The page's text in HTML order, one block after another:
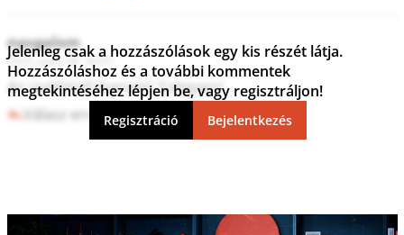
nyugalom
2025. július 08. 20:07
Az üvöltöző barom! Szégyen!
Válasz erre 1 0
Jelenleg csak a hozzászólások egy kis részét látja.
Hozzászóláshoz és a további kommentek
megtekintéséhez lépjen be, vagy regisztráljon!
Regisztráció Bejelentkezés